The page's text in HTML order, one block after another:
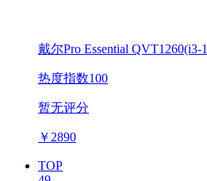
戴尔Pro Essential QVT1260(i3-
热度指数100
暂无评分
￥ 2890
TOP